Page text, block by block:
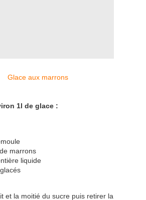
1l de glace :
marrons
liquide
et la moitié du sucre puis retirer la